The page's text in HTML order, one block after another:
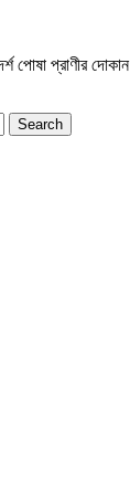
পোষা প্রাণীর দোকান
Search